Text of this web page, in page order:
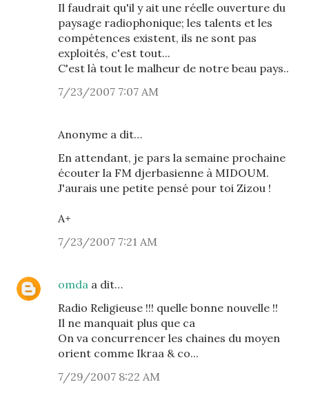
Il faudrait qu'il y ait une réelle ouverture du
paysage radiophonique; les talents et les
compétences existent, ils ne sont pas
exploités, c'est tout...
C'est là tout le malheur de notre beau pays..
7/23/2007 7:07 AM
Anonyme a dit…
En attendant, je pars la semaine prochaine
écouter la FM djerbasienne à MIDOUM.
J'aurais une petite pensé pour toi Zizou !
A+
7/23/2007 7:21 AM
omda a dit…
Radio Religieuse !!! quelle bonne nouvelle !!
Il ne manquait plus que ca
On va concurrencer les chaines du moyen
orient comme Ikraa & co...
7/29/2007 8:22 AM